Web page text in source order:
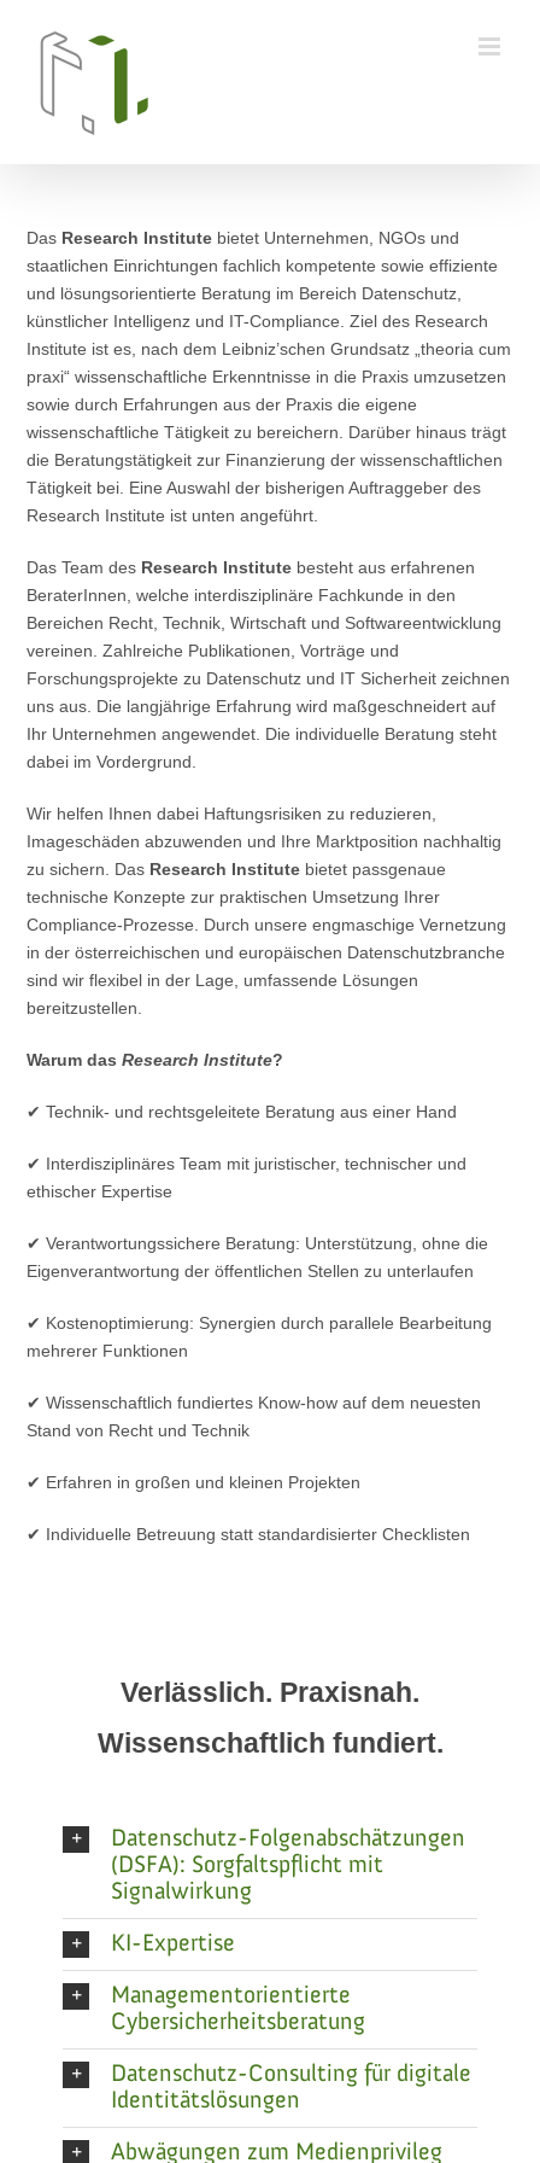
Das Research Institute bietet Unternehmen, NGOs und
staatlichen Einrichtungen fachlich kompetente sowie effiziente
und lösungsorientierte Beratung im Bereich Datenschutz,
künstlicher Intelligenz und IT-Compliance. Ziel des Research
Institute ist es, nach dem Leibniz’schen Grundsatz „theoria cum
praxi“ wissenschaftliche Erkenntnisse in die Praxis umzusetzen
sowie durch Erfahrungen aus der Praxis die eigene
wissenschaftliche Tätigkeit zu bereichern. Darüber hinaus trägt
die Beratungstätigkeit zur Finanzierung der wissenschaftlichen
Tätigkeit bei. Eine Auswahl der bisherigen Auftraggeber des
Research Institute ist unten angeführt.
Das Team des Research Institute besteht aus erfahrenen
BeraterInnen, welche interdisziplinäre Fachkunde in den
Bereichen Recht, Technik, Wirtschaft und Softwareentwicklung
vereinen. Zahlreiche Publikationen, Vorträge und
Forschungsprojekte zu Datenschutz und IT Sicherheit zeichnen
uns aus. Die langjährige Erfahrung wird maßgeschneidert auf
Ihr Unternehmen angewendet. Die individuelle Beratung steht
dabei im Vordergrund.
Wir helfen Ihnen dabei Haftungsrisiken zu reduzieren,
Imageschäden abzuwenden und Ihre Marktposition nachhaltig
zu sichern. Das Research Institute bietet passgenaue
technische Konzepte zur praktischen Umsetzung Ihrer
Compliance-Prozesse. Durch unsere engmaschige Vernetzung
in der österreichischen und europäischen Datenschutzbranche
sind wir flexibel in der Lage, umfassende Lösungen
bereitzustellen.
Warum dasResearch Institute?
✔ Technik- und rechtsgeleitete Beratung aus einer Hand
✔ Interdisziplinäres Team mit juristischer, technischer und
ethischer Expertise
✔ Verantwortungssichere Beratung: Unterstützung, ohne die
Eigenverantwortung der öffentlichen Stellen zu unterlaufen
✔ Kostenoptimierung: Synergien durch parallele Bearbeitung
mehrerer Funktionen
✔ Wissenschaftlich fundiertes Know-how auf dem neuesten
Stand von Recht und Technik
✔ Erfahren in großen und kleinen Projekten
✔ Individuelle Betreuung statt standardisierter Checklisten
Verlässlich. Praxisnah.
Wissenschaftlich fundiert.
Datenschutz-Folgenabschätzungen
(DSFA): Sorgfaltspflicht mit
Signalwirkung
KI-Expertise
Managementorientierte
Cybersicherheitsberatung
Datenschutz-Consulting für digitale
Identitätslösungen
Abwägungen zum Medienprivileg